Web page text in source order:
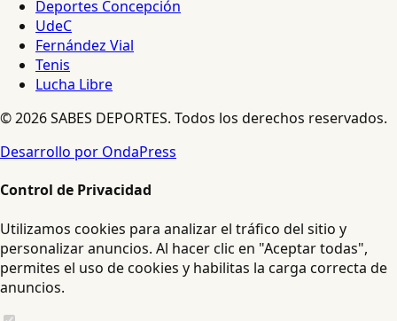
Deportes Concepción
UdeC
Fernández Vial
Tenis
Lucha Libre
© 2026 SABES DEPORTES. Todos los derechos reservados.
Desarrollo por OndaPress
Control de Privacidad
Utilizamos cookies para analizar el tráfico del sitio y
personalizar anuncios. Al hacer clic en "Aceptar todas",
permites el uso de cookies y habilitas la carga correcta de
anuncios.